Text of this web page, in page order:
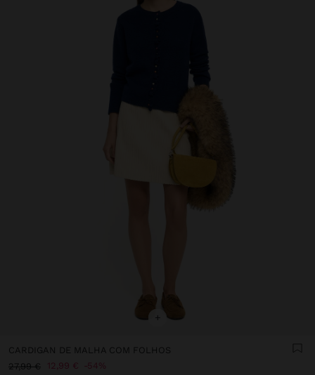
+
CARDIGAN DE MALHA COM FOLHOS
27,99 €
12,99 € 54%